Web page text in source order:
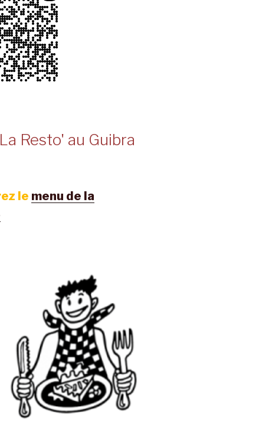
Resto' au Guibra
le menu de la